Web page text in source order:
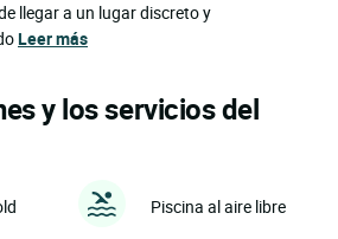
llegar a un lugar discreto y
Leer más
y los servicios del
Piscina al aire libre